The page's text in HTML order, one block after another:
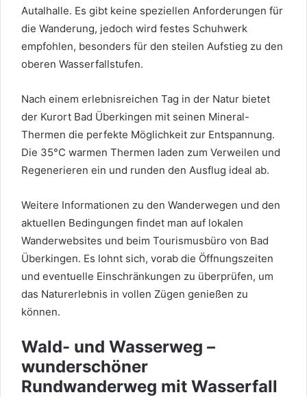
Autalhalle. Es gibt keine speziellen Anforderungen für
die Wanderung, jedoch wird festes Schuhwerk
empfohlen, besonders für den steilen Aufstieg zu den
oberen Wasserfallstufen.
Nach einem erlebnisreichen Tag in der Natur bietet
der Kurort Bad Überkingen mit seinen Mineral-
Thermen die perfekte Möglichkeit zur Entspannung.
Die 35°C warmen Thermen laden zum Verweilen und
Regenerieren ein und runden den Ausflug ideal ab.
Weitere Informationen zu den Wanderwegen und den
aktuellen Bedingungen findet man auf lokalen
Wanderwebsites und beim Tourismusbüro von Bad
Überkingen. Es lohnt sich, vorab die Öffnungszeiten
und eventuelle Einschränkungen zu überprüfen, um
das Naturerlebnis in vollen Zügen genießen zu
können.
Wald- und Wasserweg –
wunderschöner
Rundwanderweg mit Wasserfall